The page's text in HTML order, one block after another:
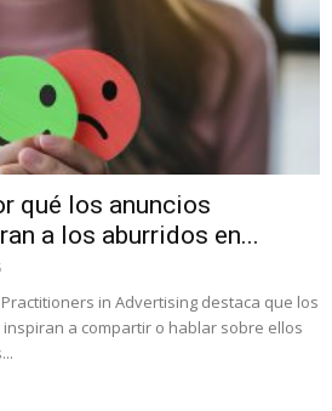
qué los anuncios
a los aburridos en...
in Advertising destaca que los
a compartir o hablar sobre ellos